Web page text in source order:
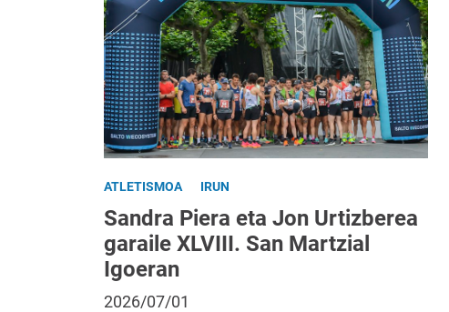
ATLETISMOA IRUN
Sandra Piera eta Jon Urtizberea
garaile XLVIII. San Martzial
Igoeran
2026/07/01